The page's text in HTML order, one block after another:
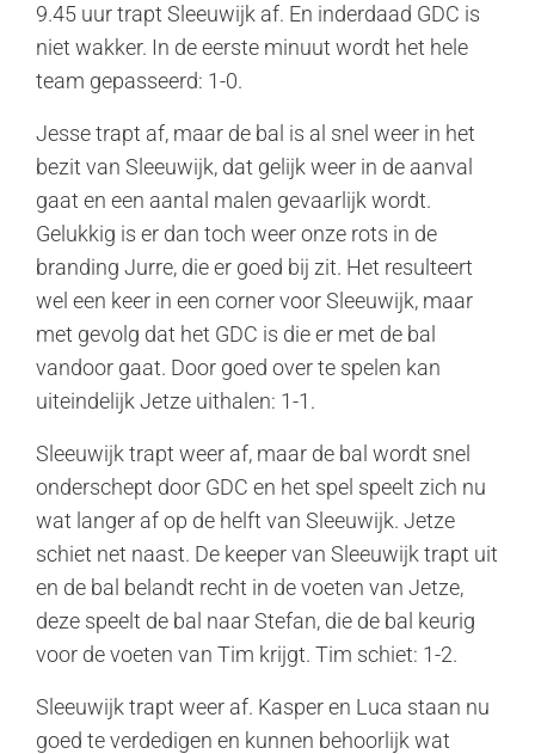
9.45 uur trapt Sleeuwijk af. En inderdaad GDC is
niet wakker. In de eerste minuut wordt het hele
team gepasseerd: 1-0.
Jesse trapt af, maar de bal is al snel weer in het
bezit van Sleeuwijk, dat gelijk weer in de aanval
gaat en een aantal malen gevaarlijk wordt.
Gelukkig is er dan toch weer onze rots in de
branding Jurre, die er goed bij zit. Het resulteert
wel een keer in een corner voor Sleeuwijk, maar
met gevolg dat het GDC is die er met de bal
vandoor gaat. Door goed over te spelen kan
uiteindelijk Jetze uithalen: 1-1.
Sleeuwijk trapt weer af, maar de bal wordt snel
onderschept door GDC en het spel speelt zich nu
wat langer af op de helft van Sleeuwijk. Jetze
schiet net naast. De keeper van Sleeuwijk trapt uit
en de bal belandt recht in de voeten van Jetze,
deze speelt de bal naar Stefan, die de bal keurig
voor de voeten van Tim krijgt. Tim schiet: 1-2.
Sleeuwijk trapt weer af. Kasper en Luca staan nu
goed te verdedigen en kunnen behoorlijk wat